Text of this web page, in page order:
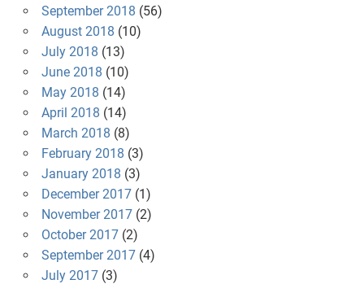
September 2018 (56)
August 2018 (10)
July 2018 (13)
June 2018 (10)
May 2018 (14)
April 2018 (14)
March 2018 (8)
February 2018 (3)
January 2018 (3)
December 2017(1)
November 2017(2)
October 2017(2)
September 2017(4)
July 2017(3)